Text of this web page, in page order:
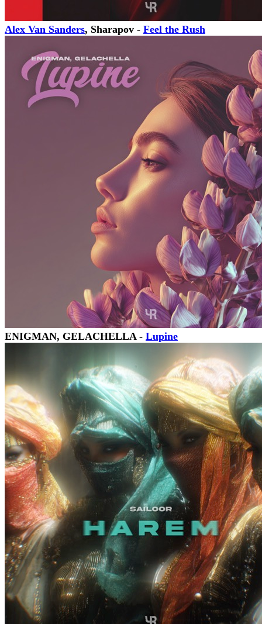
Alex Van Sanders, Sharapov - Feel the Rush
ENIGMAN, GELACHELLA - Lupine